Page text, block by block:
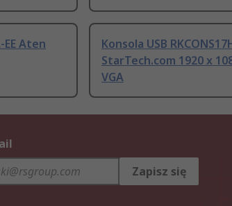
EE Aten
Konsola USB
StarTech.com 1920 x
VGA
Zapisz się